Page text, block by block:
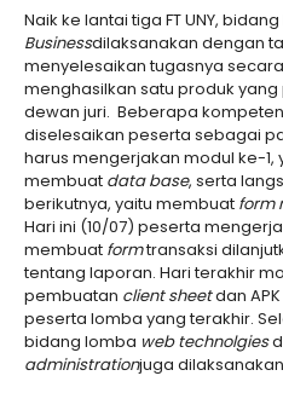
Naik ke lantai tiga FT UNY,
Businessdilaksanakan dengan
menyelesaikan tugasnya
menghasilkan satu produk
dewan juri. Beberapa
diselesaikan peserta sebagai
harus mengerjakan modul ke-1,
membuat data base, serta
berikutnya, yaitu membuat form
Hari ini (10/07) peserta
membuat formtransaksi
tentang laporan. Hari terakhir
pembuatan client sheetdan
peserta lomba yang terakhir.
bidang lomba web technolgies
administrationjuga